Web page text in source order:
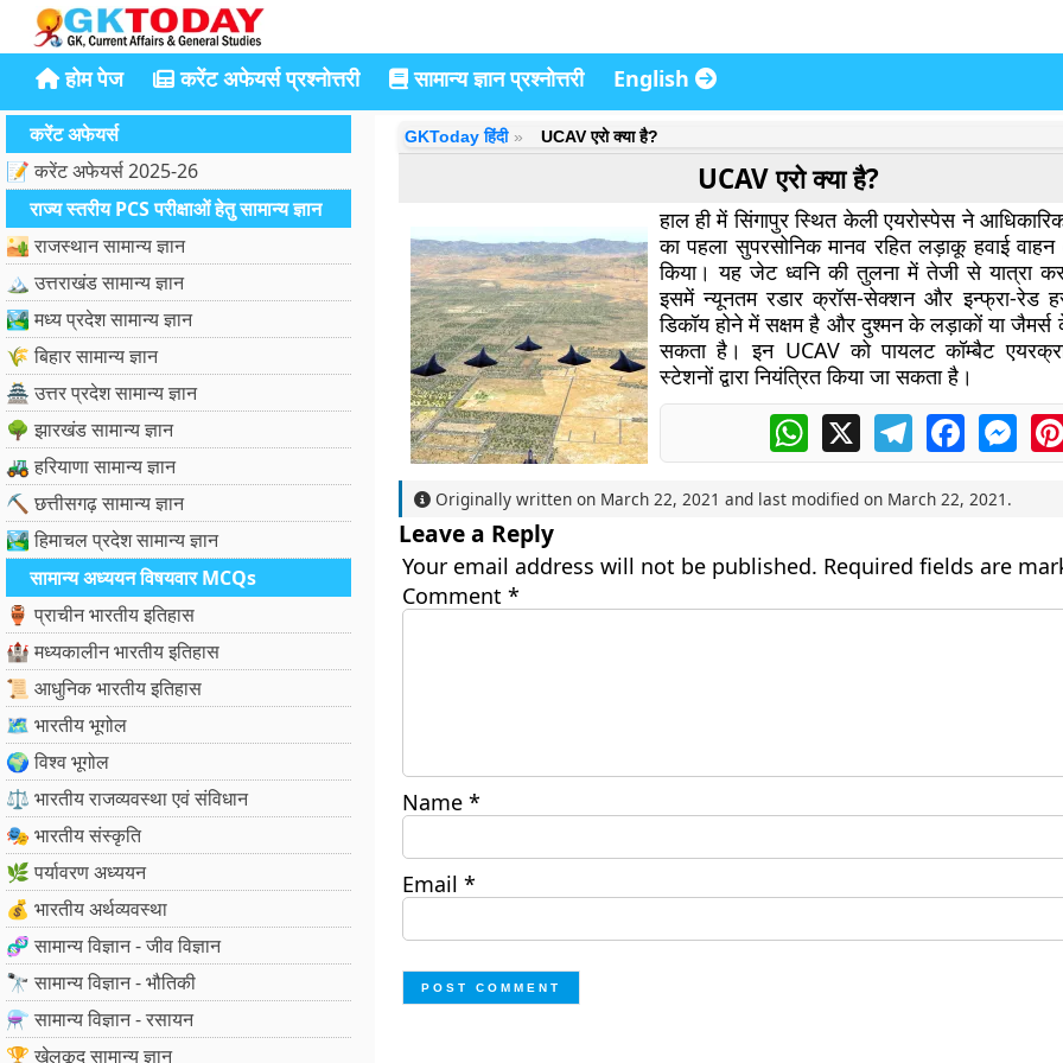
होम पेज करेंट अफेयर्स प्रश्नोत्तरी सामान्य ज्ञान प्रश्नोत्तरी English
करेंट अफेयर्स
📝 करेंट अफेयर्स 2025-26
राज्य स्तरीय PCS परीक्षाओं हेतु सामान्य ज्ञान
🏜️ राजस्थान सामान्य ज्ञान
🏔️ उत्तराखंड सामान्य ज्ञान
🏞️ मध्य प्रदेश सामान्य ज्ञान
🌾 बिहार सामान्य ज्ञान
🏯 उत्तर प्रदेश सामान्य ज्ञान
🌳 झारखंड सामान्य ज्ञान
🚜 हरियाणा सामान्य ज्ञान
⛏️ छत्तीसगढ़ सामान्य ज्ञान
🏞️ हिमाचल प्रदेश सामान्य ज्ञान
सामान्य अध्ययन विषयवार MCQs
🏺 प्राचीन भारतीय इतिहास
🏰 मध्यकालीन भारतीय इतिहास
📜 आधुनिक भारतीय इतिहास
🗺️ भारतीय भूगोल
🌍 विश्व भूगोल
⚖️ भारतीय राजव्यवस्था एवं संविधान
🎭 भारतीय संस्कृति
🌿 पर्यावरण अध्ययन
💰 भारतीय अर्थव्यवस्था
🧬 सामान्य विज्ञान - जीव विज्ञान
🔭 सामान्य विज्ञान - भौतिकी
⚗️ सामान्य विज्ञान - रसायन
🏆 खेलकूद सामान्य ज्ञान
GKToday हिंदी UCAV एरो क्या है?
UCAV एरो क्या है?
हाल ही में सिंगापुर स्थित केली एयरोस्पेस ने
का पहला सुपरसोनिक मानव रहित लड़ाकू हवाई
किया। यह जेट ध्वनि की तुलना में तेजी से यात्रा
इसमें न्यूनतम रडार क्रॉस-सेक्शन और इन्फ्रा-रेड
डिकॉय होने में सक्षम है और दुश्मन के लड़ाकों या
सकता है। इन UCAV को पायलट कॉम्बैट
स्टेशनों द्वारा नियंत्रित किया जा सकता है।
WhatsApp
X TelegramFacebook
Originally written on March 22, 2021 and last modified on March 22, 2021 .
Leave a Reply
Your email address will not be published. Required fields are
Comment *
Name *
Email *